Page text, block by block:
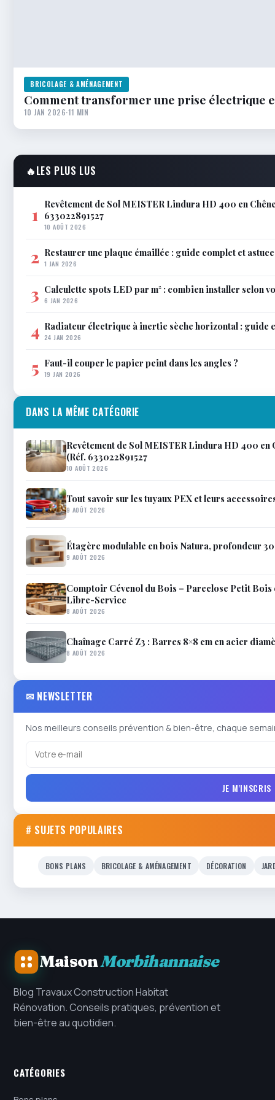
BRICOLAGE & AMÉNAGEMENT
Comment transformer une prise électrique
10 JAN 2026·11 MIN
🔥LES PLUS LUS
1
Revêtement de Sol MEISTER Lindura HD 400 en
633022891527
10 AOÛT 2026
2 Restaurer une plaque émaillée : guide complet et
1 JAN 2026
3 Calculette spots LED par m² : combien installer selon
6 JAN 2026
4 Radiateur électrique à inertie sèche horizontal : guide
24 JAN 2026
5 Faut-il couper le papier peint dans les angles ?
19 JAN 2026
DANS LA MÊME CATÉGORIE
Revêtement de Sol MEISTER Lindura HD 400
(Réf. 633022891527
10 AOÛT 2026
Tout savoir sur les tuyaux PEX et leurs
9 AOÛT 2026
Étagère modulable en bois Natura, profondeur
9 AOÛT 2026
Comptoir Cévenol du Bois – Pareclose Petit Bois
Libre-Service
8 AOÛT 2026
Chaînage Carré Z3 : Barres 8×8 cm en acier
8 AOÛT 2026
✉ NEWSLETTER
Nos meilleurs conseils prévention & bien-être, chaque
JE M'INSCRIS
# SUJETS POPULAIRES
BONS PLANS BRICOLAGE & AMÉNAGEMENT DÉCORATION
MaisonMorbihannaise
Blog Travaux Construction Habitat
Rénovation. Conseils pratiques, prévention et
bien-être au quotidien.
CATÉGORIES